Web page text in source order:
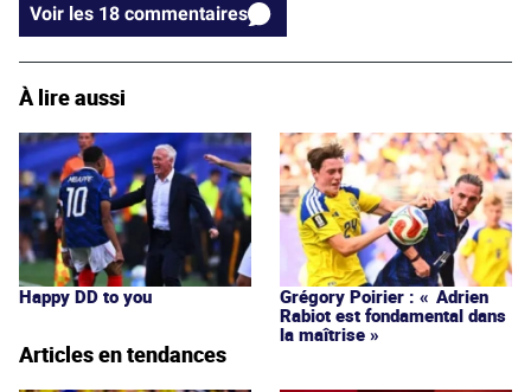
Voir les 18 commentaires
À lire aussi
Happy DD to you
Grégory Poirier : « Adrien
Rabiot est fondamental dans
la maîtrise »
Articles en tendances